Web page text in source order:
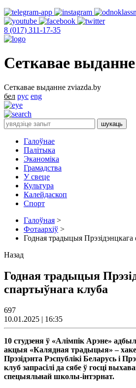
8 (017) 311-17-35
Сеткавае
Сеткавае выданне zviazda.by
бел рус eng
Галоўнае
Палітыка
Эканоміка
Грамадства
У свеце
Культура
Калейдаскоп
Спорт
Галоўная >
Фотаархіў >
Годная традыцыя Прэзідэнцкага
Назад
Годная традыцыя
спартыўнага клуба
697
10.01.2025 | 16:35
10 студзеня ў «Алімпік Арэне»
акцыя «Калядная традыцыя» –
Прэзідэнта Рэспублікі Беларусь і
клуб запрасілі да сябе ў госці
спецыяльнай школы-інтэрнат.